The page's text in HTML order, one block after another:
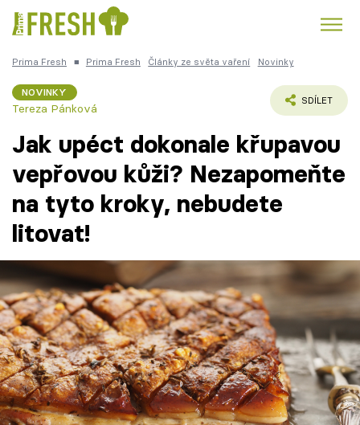
Česká kuchyně
Témata
Recepty
Články
TV Program
Škola vaření
Recepty z TV
Prima Fresh ■ Prima Fresh Články ze světa vaření Novinky
NOVINKY
Tereza Pánková
SDÍLET
Jak upéct dokonale křupavou
vepřovou kůži? Nezapomeňte
na tyto kroky, nebudete
litovat!